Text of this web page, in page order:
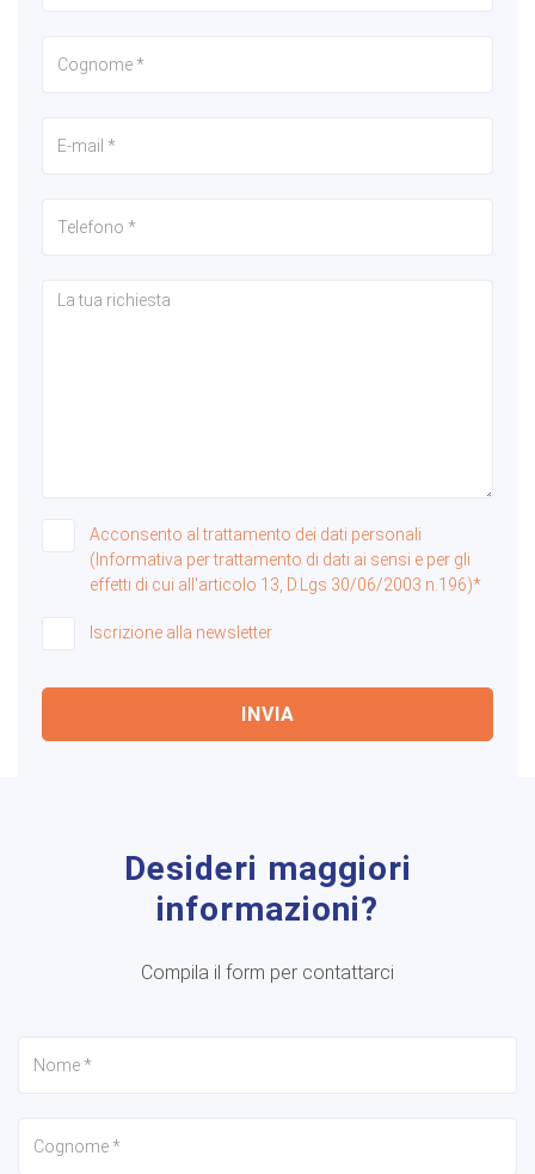
Acconsento al trattamento dei dati personali
(Informativa per trattamento di dati ai sensi e per gli
effetti di cui all'articolo 13, D.Lgs 30/06/2003 n.196)*
Iscrizione alla newsletter
INVIA
Desideri maggiori
informazioni?
Compila il form per contattarci